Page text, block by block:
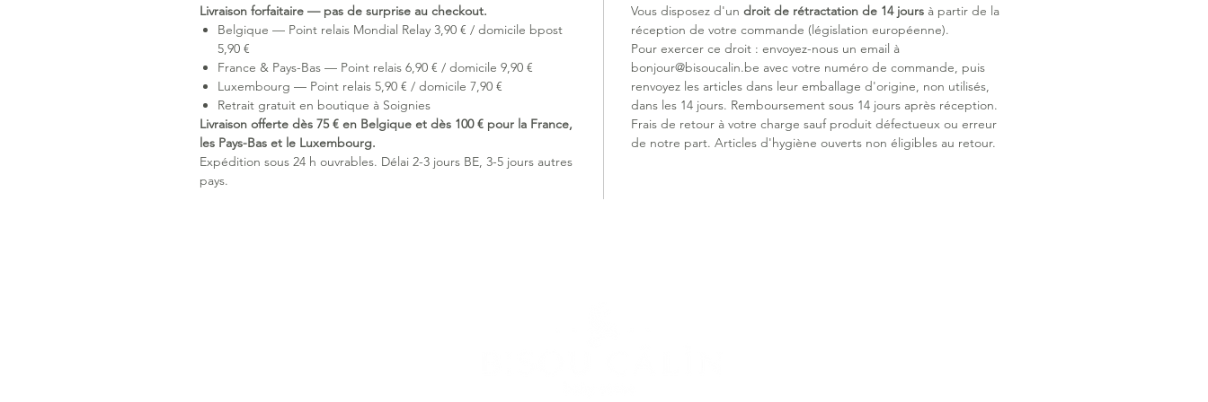
né en lui rappelant votre merveilleux lien.
Finition : Or rose
Livraison forfaitaire — pas de surprise au checkout.
Belgique — Point relais Mondial Relay 3,90 € / domicile bpost
5,90 €
France & Pays-Bas — Point relais 6,90 € / domicile 9,90 €
Luxembourg — Point relais 5,90 € / domicile 7,90 €
Retrait gratuit en boutique à Soignies
Livraison offerte dès 75 € en Belgique et dès 100 € pour la France,
les Pays-Bas et le Luxembourg.
Expédition sous 24 h ouvrables. Délai 2-3 jours BE, 3-5 jours autres
pays.
Vous disposez d'un droit de rétractation de 14 jours à partir de la
réception de votre commande (législation européenne).
Pour exercer ce droit : envoyez-nous un email à
bonjour@bisoucalin.be avec votre numéro de commande, puis
renvoyez les articles dans leur emballage d'origine, non utilisés,
dans les 14 jours. Remboursement sous 14 jours après réception.
Frais de retour à votre charge sauf produit défectueux ou erreur
de notre part. Articles d'hygiène ouverts non éligibles au retour.